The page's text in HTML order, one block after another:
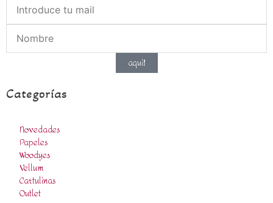
aqui!
Categorías
Novedades
Papeles
Woodyes
Vellum
Cartulinas
Outlet